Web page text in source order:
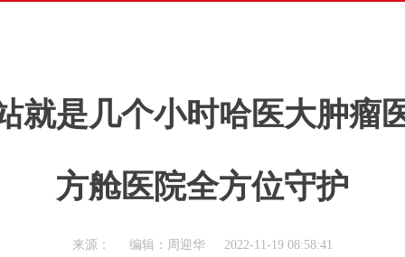
就是几个小时哈医大肿瘤
方舱医院全方位守护
来源： 编辑：周迎华 2022-11-19 08:58:41